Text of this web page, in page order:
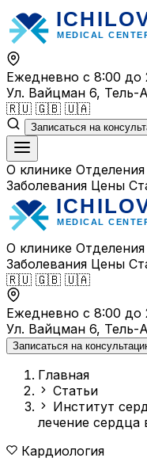
Перейти
к
содержимому
Ежедневно с 8:00 до
Ул. Вайцман 6, Тель-
🇷🇺 🇬🇧 🇺🇦
Записаться на
О клинике Отделения
Заболевания Цены
О клинике Отделения
Заболевания Цены
🇷🇺 🇬🇧 🇺🇦
Ежедневно с 8:00 до
Ул. Вайцман 6, Тель-
Записаться на
Главная
Статьи
Институт
лечение сердца
Кардиология